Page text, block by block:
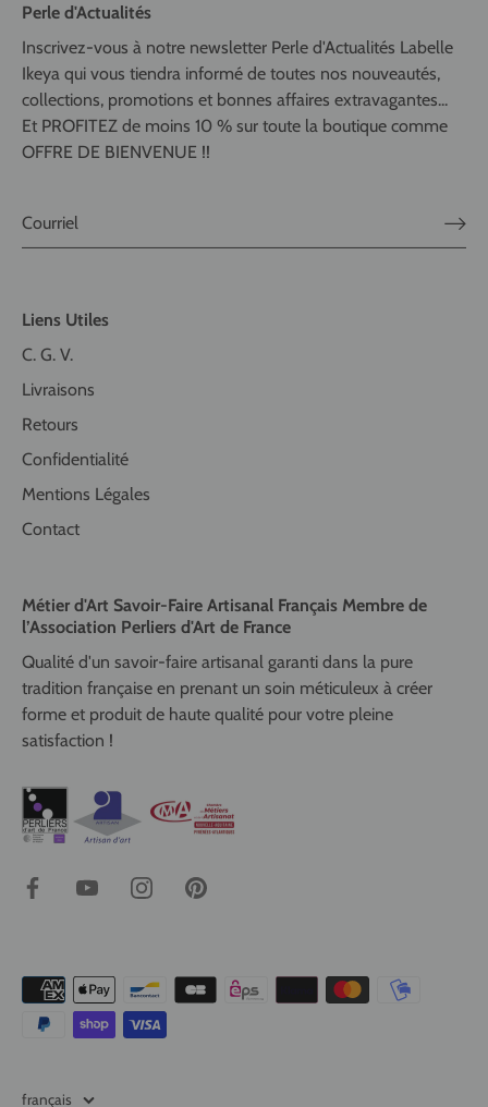
Perle d'Actualités
Inscrivez-vous à notre newsletter Perle d'Actualités Labelle
Ikeya qui vous tiendra informé de toutes nos nouveautés,
collections, promotions et bonnes affaires extravagantes...
Et PROFITEZ de moins 10 % sur toute la boutique comme
OFFRE DE BIENVENUE !!
Liens Utiles
C. G. V.
Livraisons
Retours
Confidentialité
Mentions Légales
Contact
Métier d'Art Savoir-Faire Artisanal Français Membre de
l’Association Perliers d'Art de France
Qualité d'un savoir-faire artisanal garanti dans la pure
tradition française en prenant un soin méticuleux à créer
forme et produit de haute qualité pour votre pleine
satisfaction !
français